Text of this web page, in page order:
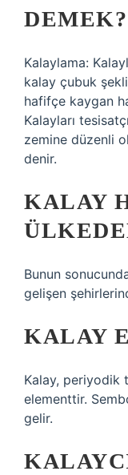
DEMEK?
Kalaylama:
kalay çubuk
hafifçe kaygan
Kalayları
zemine düzenli
denir.
KALAY
Bunun
gelişen
KALAY
Kalay, periyodik
elementtir.
gelir.